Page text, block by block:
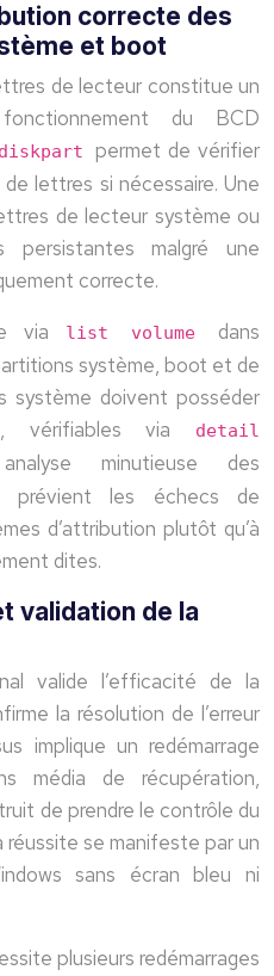
correcte des
et boot
de lecteur constitue un
du BCD
diskpartpermet de vérifier
lettres si nécessaire. Une
de lecteur système ou
malgré une
correcte.
via
list volume dans
système, boot et de
système doivent posséder
vérifiables via
detail
minutieuse des
prévient les échecs de
d’attribution plutôt qu’à
dites.
validation de la
valide l’efficacité de la
la résolution de l’erreur
implique un redémarrage
média de récupération,
de prendre le contrôle du
réussite se manifeste par un
sans écran bleu ni
plusieurs redémarrages